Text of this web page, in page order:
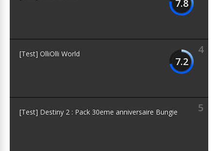
7.8
4
7.2
[Test] OlliOlli World
5
[Test] Destiny 2 : Pack 30eme anniversaire Bungie